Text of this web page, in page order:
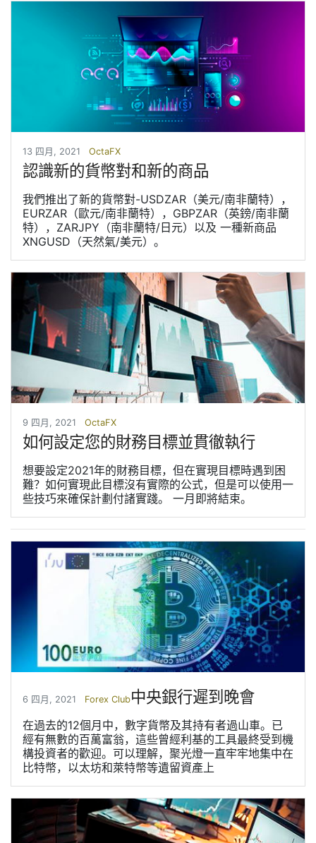
13 四月, 2021 OctaFX
認識新的貨幣對和新的商品
我們推出了新的貨幣對-USDZAR（美元/南非蘭特），
EURZAR（歐元/南非蘭特），GBPZAR（英鎊/南非蘭
特），ZARJPY（南非蘭特/日元）以及 一種新商品
XNGUSD（天然氣/美元）。
9 四月, 2021 OctaFX
如何設定您的財務目標並貫徹執行
想要設定2021年的財務目標，但在實現目標時遇到困
難？如何實現此目標沒有實際的公式，但是可以使用一
些技巧來確保計劃付諸實踐。 一月即將結束。
6 四月, 2021 Forex Club中央銀行遲到晚會
在過去的12個月中，數字貨幣及其持有者過山車。已
經有無數的百萬富翁，這些曾經利基的工具最終受到機
構投資者的歡迎。可以理解，聚光燈一直牢牢地集中在
比特幣，以太坊和萊特幣等遺留資產上